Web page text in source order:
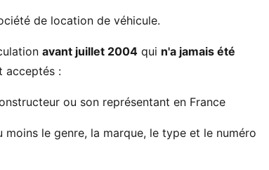
de location de véhicule.
avant juillet 2004qui n'a jamais été
acceptés :
ou son représentant en France
le genre, la marque, le type et le numéro